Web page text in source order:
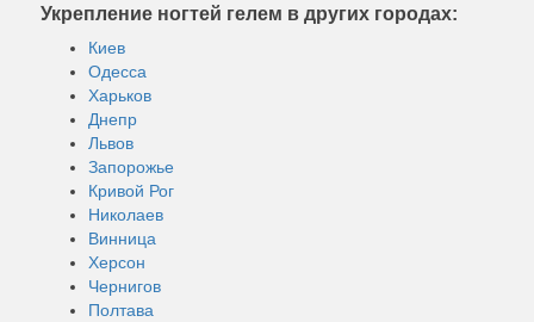
Укрепление ногтей гелем в других городах:
Киев
Одесса
Харьков
Днепр
Львов
Запорожье
Кривой Рог
Николаев
Винница
Херсон
Чернигов
Полтава